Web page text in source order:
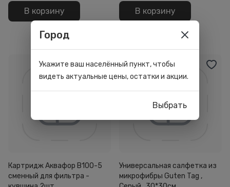
В корзину
В корзину
Картридж Аквафор B100-5
сменный для фильтра -
Универсальная салфетка из
микрофибры Guten Tag ,
Город
Укажите ваш населённый пункт, чтобы
видеть актуальные цены, остатки и акции.
Выбрать